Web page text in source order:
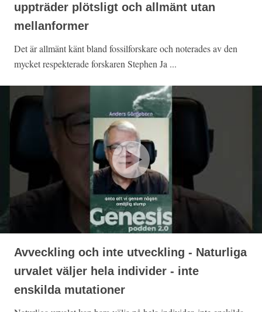
uppträder plötsligt och allmänt utan
mellanformer
Det är allmänt känt bland fossilforskare och noterades av den
mycket respekterade forskaren Stephen Ja ...
Avveckling och inte utveckling - Naturliga
urvalet väljer hela individer - inte
enskilda mutationer